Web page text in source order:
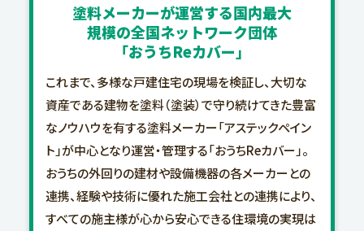
塗料メーカーが運営する国内最大
規模の全国ネットワーク団体
「おうちReカバー」
これまで、多様な戸建住宅の現場を検証し、大切な
資産である建物を塗料（塗装）で守り続けてきた豊富
なノウハウを有する塗料メーカー「アステックペイン
ト」が中心となり運営・管理する「おうちReカバー」。
おうちの外回りの建材や設備機器の各メーカーとの
連携、経験や技術に優れた施工会社との連携により、
すべての施主様が心から安心できる住環境の実現は